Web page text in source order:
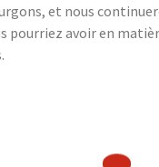
et nous
pourriez avoir en